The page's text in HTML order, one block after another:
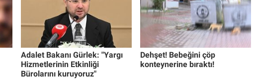
Adalet Bakanı Gürlek: "Yargı
Hizmetlerinin Etkinliği
Bürolarını kuruyoruz"
Dehşet! Bebeğini çöp
konteynerine bıraktı!